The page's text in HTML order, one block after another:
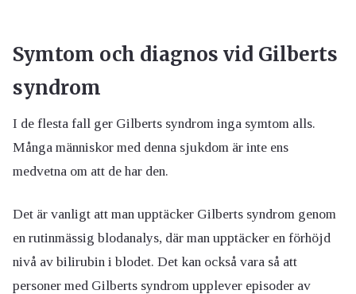
Symtom och diagnos vid Gilberts
syndrom
I de flesta fall ger Gilberts syndrom inga symtom alls.
Många människor med denna sjukdom är inte ens
medvetna om att de har den.
Det är vanligt att man upptäcker Gilberts syndrom genom
en rutinmässig blodanalys, där man upptäcker en förhöjd
nivå av bilirubin i blodet. Det kan också vara så att
personer med Gilberts syndrom upplever episoder av